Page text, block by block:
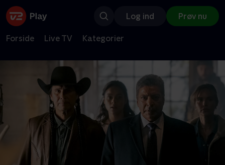
Log ind Prøv nu
Forside Live TV Kategorier